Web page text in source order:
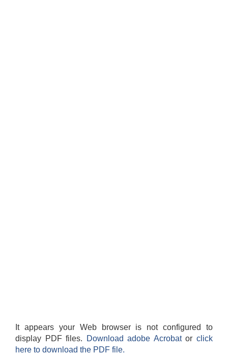
It appears your Web browser is not configured to
display PDF files.
Download adobe Acrobatorclick
here to download the PDF file.